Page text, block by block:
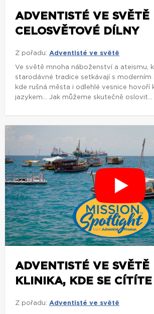
ADVENTISTÉ VE SVĚTĚ |
CELOSVĚTOVÉ DÍLNY
Z pořadu: Adventisté ve světě
Ve světě mnoha náboženství a ateismu,
starodávné tradice setkávají s moderním
kde rušná města i odlehlé vesnice hovoří
jazykem... Jak můžeme skutečně oslovit...
ADVENTISTÉ VE SVĚTĚ |
KLINIKA, KDE SE
Z pořadu: Adventisté ve světě